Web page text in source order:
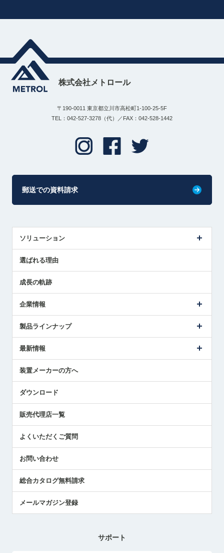
株式会社メトロール
〒190-0011 東京都立川市高松町1-100-25-5F
TEL：042-527-3278（代）／FAX：042-528-1442
郵送での資料請求
ソリューション
解決策提案
選ばれる理由
成長の軌跡
企業情報
ごあいさつ
受賞履歴
採用情報
国/地域/言語
製品ラインナップ
ツールセッタ製品
エアマイクロセンサ製品
最新情報
メトロールの技術
社員ブログ
中小企業のBCP地震対策
センサのテクニカルガイド
社長ブログ
装置メーカーの方へ
ダウンロード
販売代理店一覧
よくいただくご質問
お問い合わせ
総合カタログ無料請求
メールマガジン登録
サポート